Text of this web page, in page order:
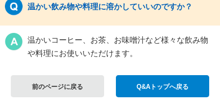
温かい飲み物や料理に溶かしていいのですか？
温かいコーヒー、お茶、お味噌汁など様々な飲み物
料理にお使いいただけます。
前のページに戻る Q&Aトップへ戻る